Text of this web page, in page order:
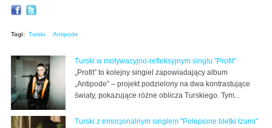
Tagi: Turski Antipode
Turski w motywacyjno-refleksyjnym singlu "Profit"
„Profit” to kolejny singiel zapowiadający album
„Antipode” – projekt podzielony na dwa kontrastujące
światy, pokazujące różne oblicza Turskiego. Tym...
Turski z emocjonalnym singlem "Polepione bletki łzami"